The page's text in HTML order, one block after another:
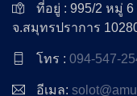
ที่อยู่ : 995/2 หมู่
จ.สมุทรปราการ
โทร : 094-547-
อีเมล: